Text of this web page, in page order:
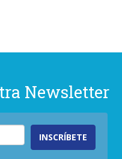
Newsletter
INSCRÍBETE